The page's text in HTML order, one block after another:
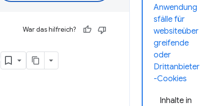
Anwendung
sfälle für
websiteüber
greifende
oder
Drittanbieter
-Cookies
Inhalte in
War das hilfreich?